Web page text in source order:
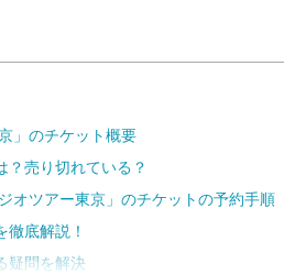
」のチケット概要
？売り切れている？
オツアー東京」のチケットの予約手順
徹底解説！
疑問を解決